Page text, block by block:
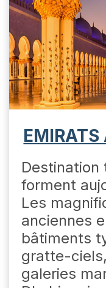
EMIRATS
Destination
forment
Les
anciennes
bâtiments
gratte-
galeries